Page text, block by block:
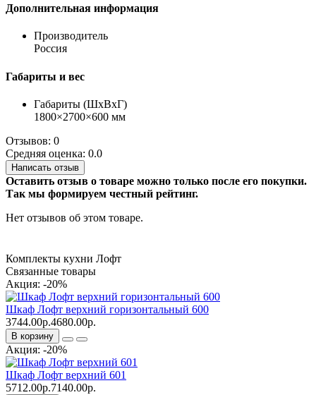
Дополнительная информация
Производитель
Россия
Габариты и вес
Габариты (ШхВхГ)
1800×2700×600 мм
Отзывов: 0
Средняя оценка: 0.0
Написать отзыв
Оставить отзыв о товаре можно только после его покупки.
Так мы формируем честный рейтинг.
Нет отзывов об этом товаре.
Комплекты кухни Лофт
Связанные товары
Акция: -20%
Шкаф Лофт верхний горизонтальный 600
3744.00р.4680.00р.
В корзину
Акция: -20%
Шкаф Лофт верхний 601
5712.00р.7140.00р.